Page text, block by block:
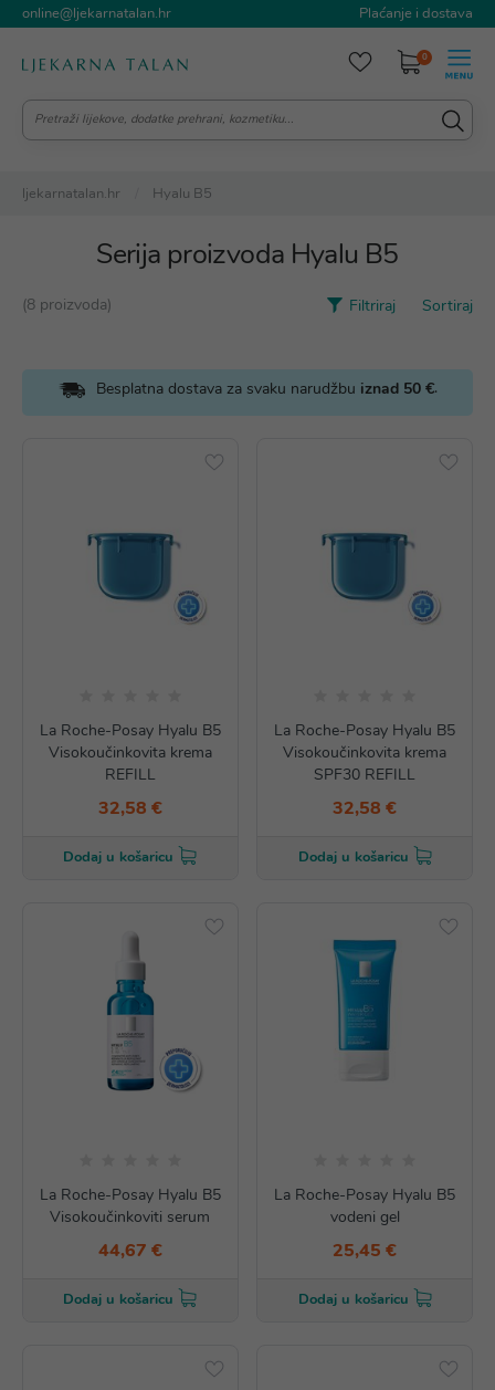
online@ljekarnatalan.hr Plaćanje i dostava
0
ljekarnatalan.hr Hyalu B5
Serija proizvoda Hyalu B5
(8 proizvoda) Filtriraj Sortiraj
Besplatna dostava za svaku narudžbu iznad 50 €.
La Roche-Posay Hyalu B5
Visokoučinkovita krema
REFILL
32,58 €
Dodaj u košaricu
La Roche-Posay Hyalu B5
Visokoučinkovita krema
SPF30 REFILL
32,58 €
Dodaj u košaricu
La Roche-Posay Hyalu B5
Visokoučinkoviti serum
44,67 €
Dodaj u košaricu
La Roche-Posay Hyalu B5
vodeni gel
25,45 €
Dodaj u košaricu